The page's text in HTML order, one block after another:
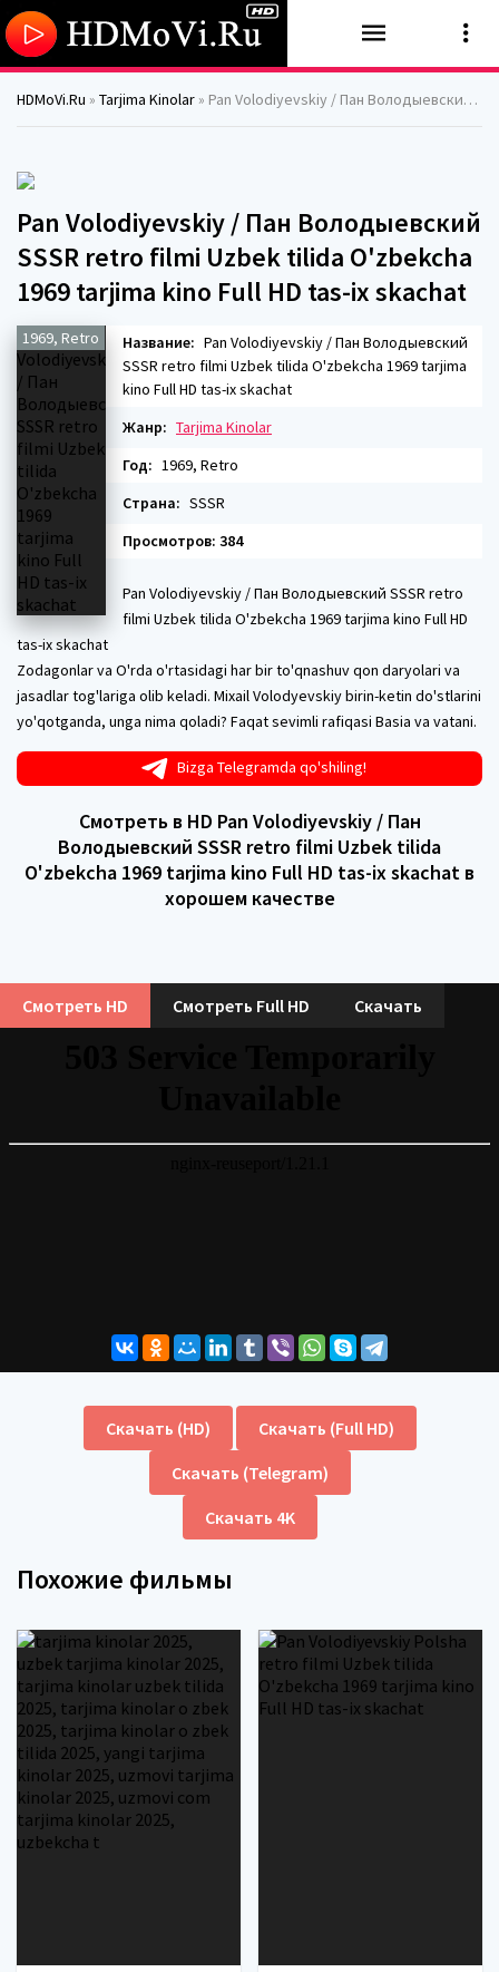
HDMoVi.Ru » Tarjima Kinolar » Pan Volodiyevskiy / Пан Володыевский SSSR retro filmi Uzbek tilida O'zbekcha 1969 tarjima kino Full HD tas-ix skachat
Pan Volodiyevskiy / Пан Володыевский
SSSR retro filmi Uzbek tilida O'zbekcha
1969 tarjima kino Full HD tas-ix skachat
1969, Retro Название: Pan Volodiyevskiy / Пан Володыевский
SSSR retro filmi Uzbek tilida O'zbekcha 1969 tarjima
kino Full HD tas-ix skachat
Жанр: Tarjima Kinolar
Год: 1969, Retro
Страна: SSSR
Просмотров: 384
Pan Volodiyevskiy / Пан Володыевский SSSR retro
filmi Uzbek tilida O'zbekcha 1969 tarjima kino Full HD
tas-ix skachat
Zodagonlar va O'rda o'rtasidagi har bir to'qnashuv qon daryolari va
jasadlar tog'lariga olib keladi. Mixail Volodyevskiy birin-ketin do'stlarini
yo'qotganda, unga nima qoladi? Faqat sevimli rafiqasi Basia va vatani.
Bizga Telegramda qo'shiling!
Смотреть в HD Pan Volodiyevskiy / Пан
Володыевский SSSR retro filmi Uzbek tilida
O'zbekcha 1969 tarjima kino Full HD tas-ix skachat в
хорошем качестве
Смотреть HD Смотреть Full HD Скачать
Скачать (HD)
Скачать (Full HD)
Скачать (Telegram)
Скачать 4K
Похожие фильмы